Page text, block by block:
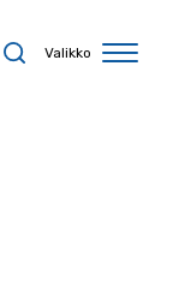
Valikko